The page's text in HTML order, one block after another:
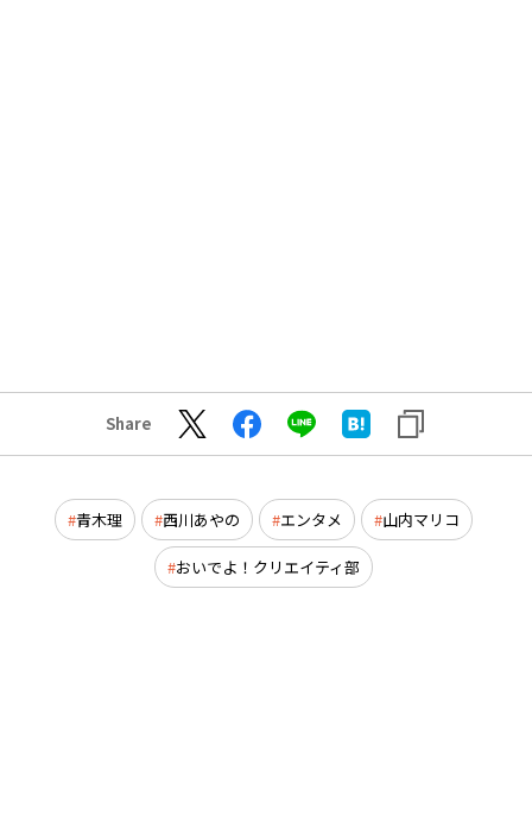
Share
青木理 西川あやの エンタメ 山内マリコ
おいでよ！クリエイティ部